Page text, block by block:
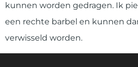
kunnen worden gedragen. Ik
een rechte barbel en kunnen
verwisseld worden.